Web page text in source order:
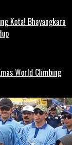
Kota! Bhayangkara
World Climbing